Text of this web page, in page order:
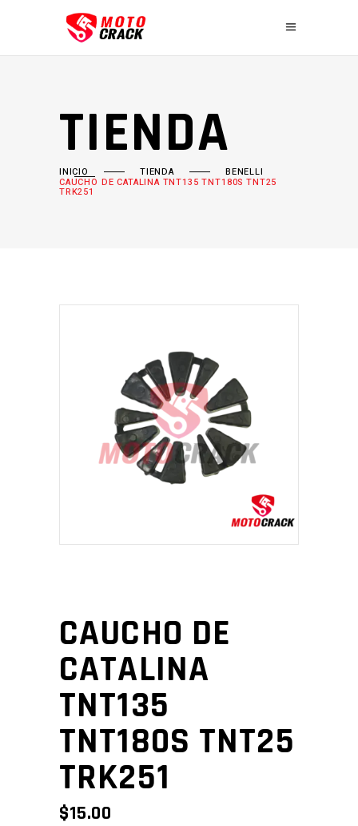
TIENDA
INICIO TIENDA BENELLI
CAUCHO DE CATALINA TNT135 TNT180S TNT25
TRK251
CAUCHO DE
CATALINA
TNT135
TNT180S TNT25
TRK251
$15.00